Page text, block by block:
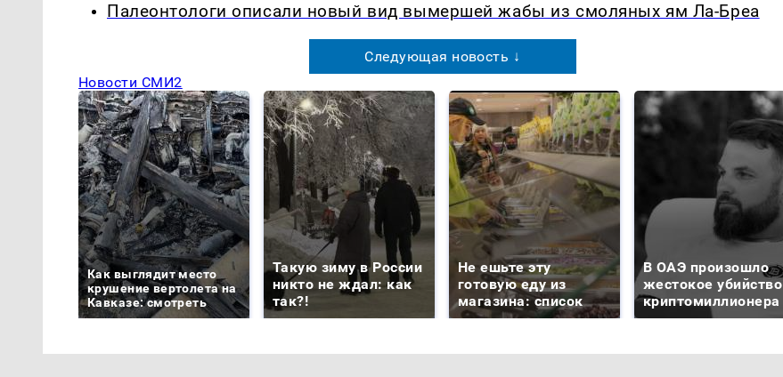
Палеонтологи описали новый вид вымершей жабы из смоляных ям Ла-Бреа
Следующая новость ↓
Новости СМИ2
Как выглядит место
крушение вертолета на
Кавказе: смотреть
Такую зиму в России
никто не ждал: как
так?!
Не ешьте эту
готовую еду из
магазина: список
В ОАЭ произошло
жестокое убийство
криптомиллионера